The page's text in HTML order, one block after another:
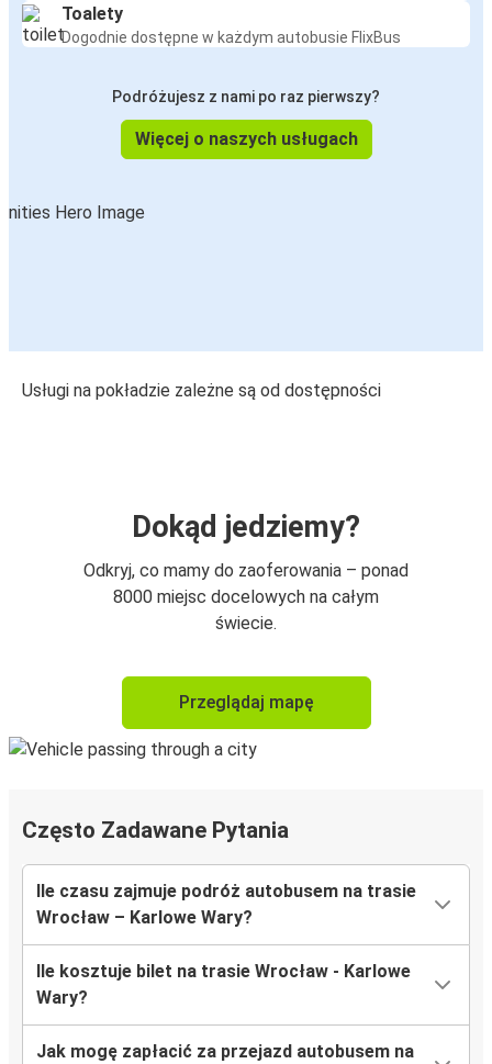
Toalety
Dogodnie dostępne w każdym autobusie FlixBus
Podróżujesz z nami po raz pierwszy?
Więcej o naszych usługach
Usługi na pokładzie zależne są od dostępności
Dokąd jedziemy?
Odkryj, co mamy do zaoferowania – ponad
8000 miejsc docelowych na całym
świecie.
Przeglądaj mapę
Często Zadawane Pytania
Ile czasu zajmuje podróż autobusem na trasie
Wrocław – Karlowe Wary?
Ile kosztuje bilet na trasie Wrocław - Karlowe
Wary?
Jak mogę zapłacić za przejazd autobusem na